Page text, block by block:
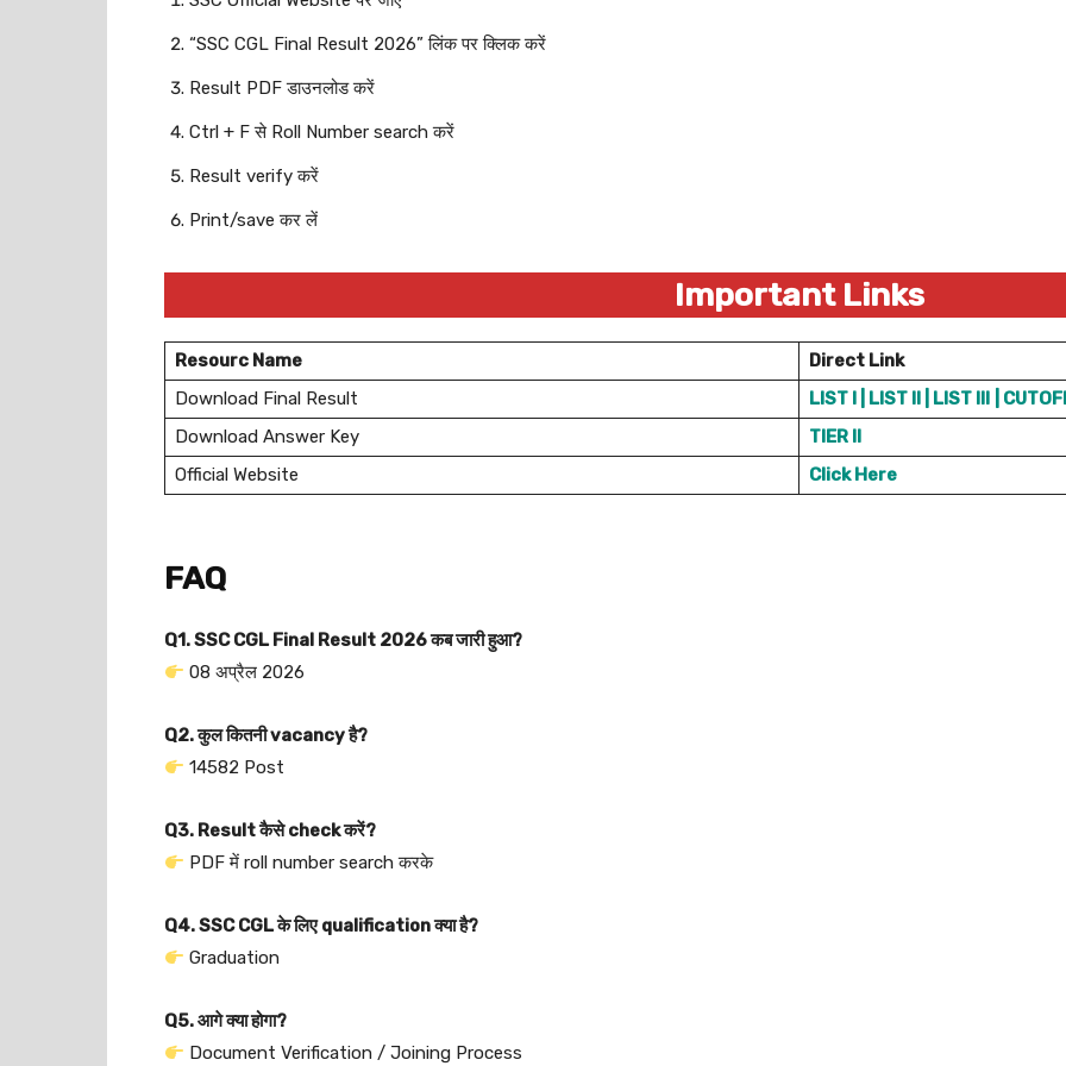
“SSC CGL Final Result 2026” लिंक पर क्लिक करें
Result PDF डाउनलोड करें
Ctrl + F से Roll Number search करें
Result verify करें
Print/save कर लें
Important Links
Resourc Name
Direct Link
Download Final Result
LIST I | LIST II | LIST III
Download Answer Key
TIER II
Official Website
Click Here
FAQ
Q1. SSC CGL Final Result 2026 कब जारी हुआ?
08 अप्रैल 2026
Q2. कुल कितनी vacancy है?
14582 Post
Q3. Result कैसे check करें?
PDF में roll number search करके
Q4. SSC CGL के लिए qualification क्या है?
Graduation
Q5. आगे क्या होगा?
Document Verification / Joining Process